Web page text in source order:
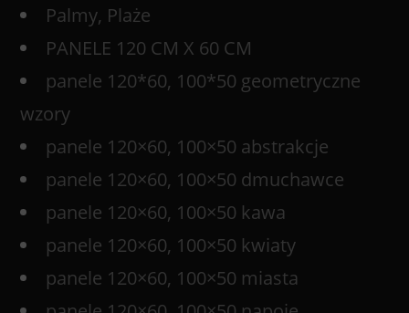
Palmy, Plaże
PANELE 120 CM X 60 CM
panele 120*60, 100*50 geometryczne
wzory
panele 120×60, 100×50 abstrakcje
panele 120×60, 100×50 dmuchawce
panele 120×60, 100×50 kawa
panele 120×60, 100×50 kwiaty
panele 120×60, 100×50 miasta